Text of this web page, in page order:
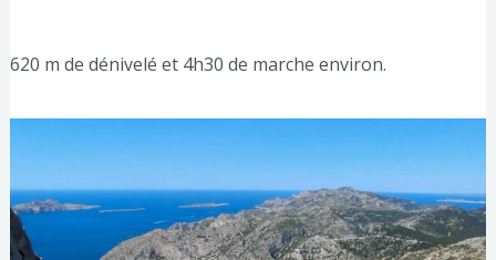
620 m de dénivelé et 4h30 de marche environ.